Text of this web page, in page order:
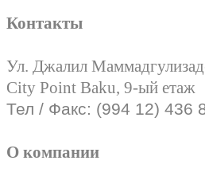
Контакты
Ул. Джалил
City Point Baku, 9-ый етаж
Тел / Факс: (994 12) 436
О компании